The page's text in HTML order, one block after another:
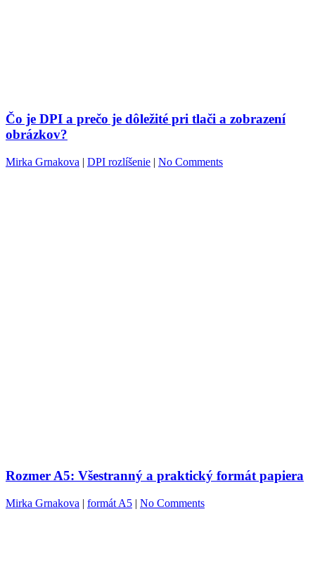
Čo je DPI a prečo je dôležité pri tlači a zobrazení
obrázkov?
Mirka Grnakova | DPI rozlíšenie | No Comments
Rozmer A5: Všestranný a praktický formát papiera
Mirka Grnakova | formát A5 | No Comments